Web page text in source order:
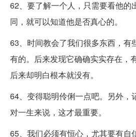
62、要了解一个人，只需要看他的
同，就可以知道他是否真心的。
63、时间教会了我们很多东西，有
有的。后来发现它确确实实存在，
后来却明白根本就没有。
64、变得聪明伶俐一点吧。另外，
对一生来说，这才最重要。
65、我们必须有恒心，尤其要有自